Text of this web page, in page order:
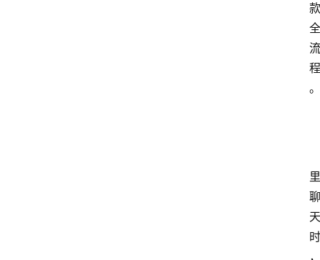
款
全
流
程
。
里
聊
天
时
，